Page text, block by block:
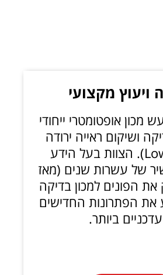
ויעוץ מקצועי
מכון אופטומטרי ייחודי
ושיקום ראייה ירודה
(Low Vision). הצוות בעל הידע
של עשרות שנים (מאז
את הפונים למכון בדיקה
את הפתרונות החדישים
ביותר.